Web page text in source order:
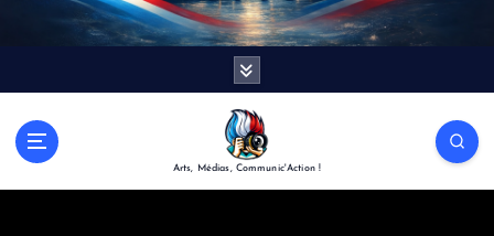
Arts, Médias, Communic'Action !